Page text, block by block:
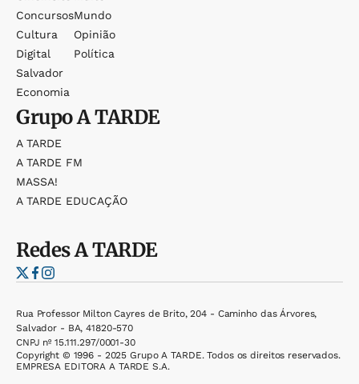
Concursos
Cultura
Digital
Salvador
Economia
Mundo
Opinião
Política
GrupoA TARDE
A TARDE
A TARDE FM
MASSA!
A TARDE EDUCAÇÃO
RedesA TARDE
Rua Professor Milton Cayres de Brito, 204 - Caminho das Árvores,
Salvador - BA, 41820-570
CNPJ nº 15.111.297/0001-30
Copyright © 1996 - 2025 Grupo A TARDE. Todos os direitos reservados.
EMPRESA EDITORA A TARDE S.A.